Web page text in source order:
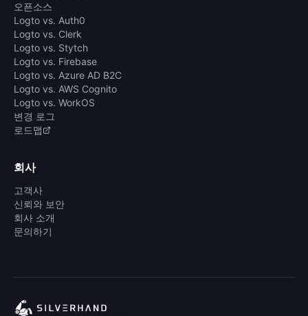
오픈소스
Logto vs. Auth0
Logto vs. Clerk
Logto vs. Stytch
Logto vs. Firebase
Logto vs. Azure AD B2C
Logto vs. AWS Cognito
Logto vs. WorkOS
변경 로그
로드맵
회사
고객사
신뢰와 보안
회사 소개
문의하기